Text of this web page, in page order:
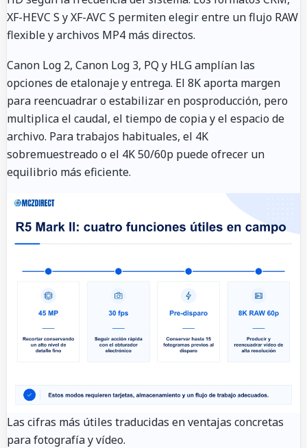
XF-HEVC S y XF-AVC S permiten elegir entre un flujo RAW
flexible y archivos MP4 más directos.
Canon Log 2, Canon Log 3, PQ y HLG amplían las
opciones de etalonaje y entrega. El 8K aporta margen
para reencuadrar o estabilizar en posproducción, pero
multiplica el caudal, el tiempo de copia y el espacio de
archivo. Para trabajos habituales, el 4K
sobremuestreado o el 4K 50/60p puede ofrecer un
equilibrio más eficiente.
Las cifras más útiles traducidas en ventajas concretas
para fotografía y vídeo.